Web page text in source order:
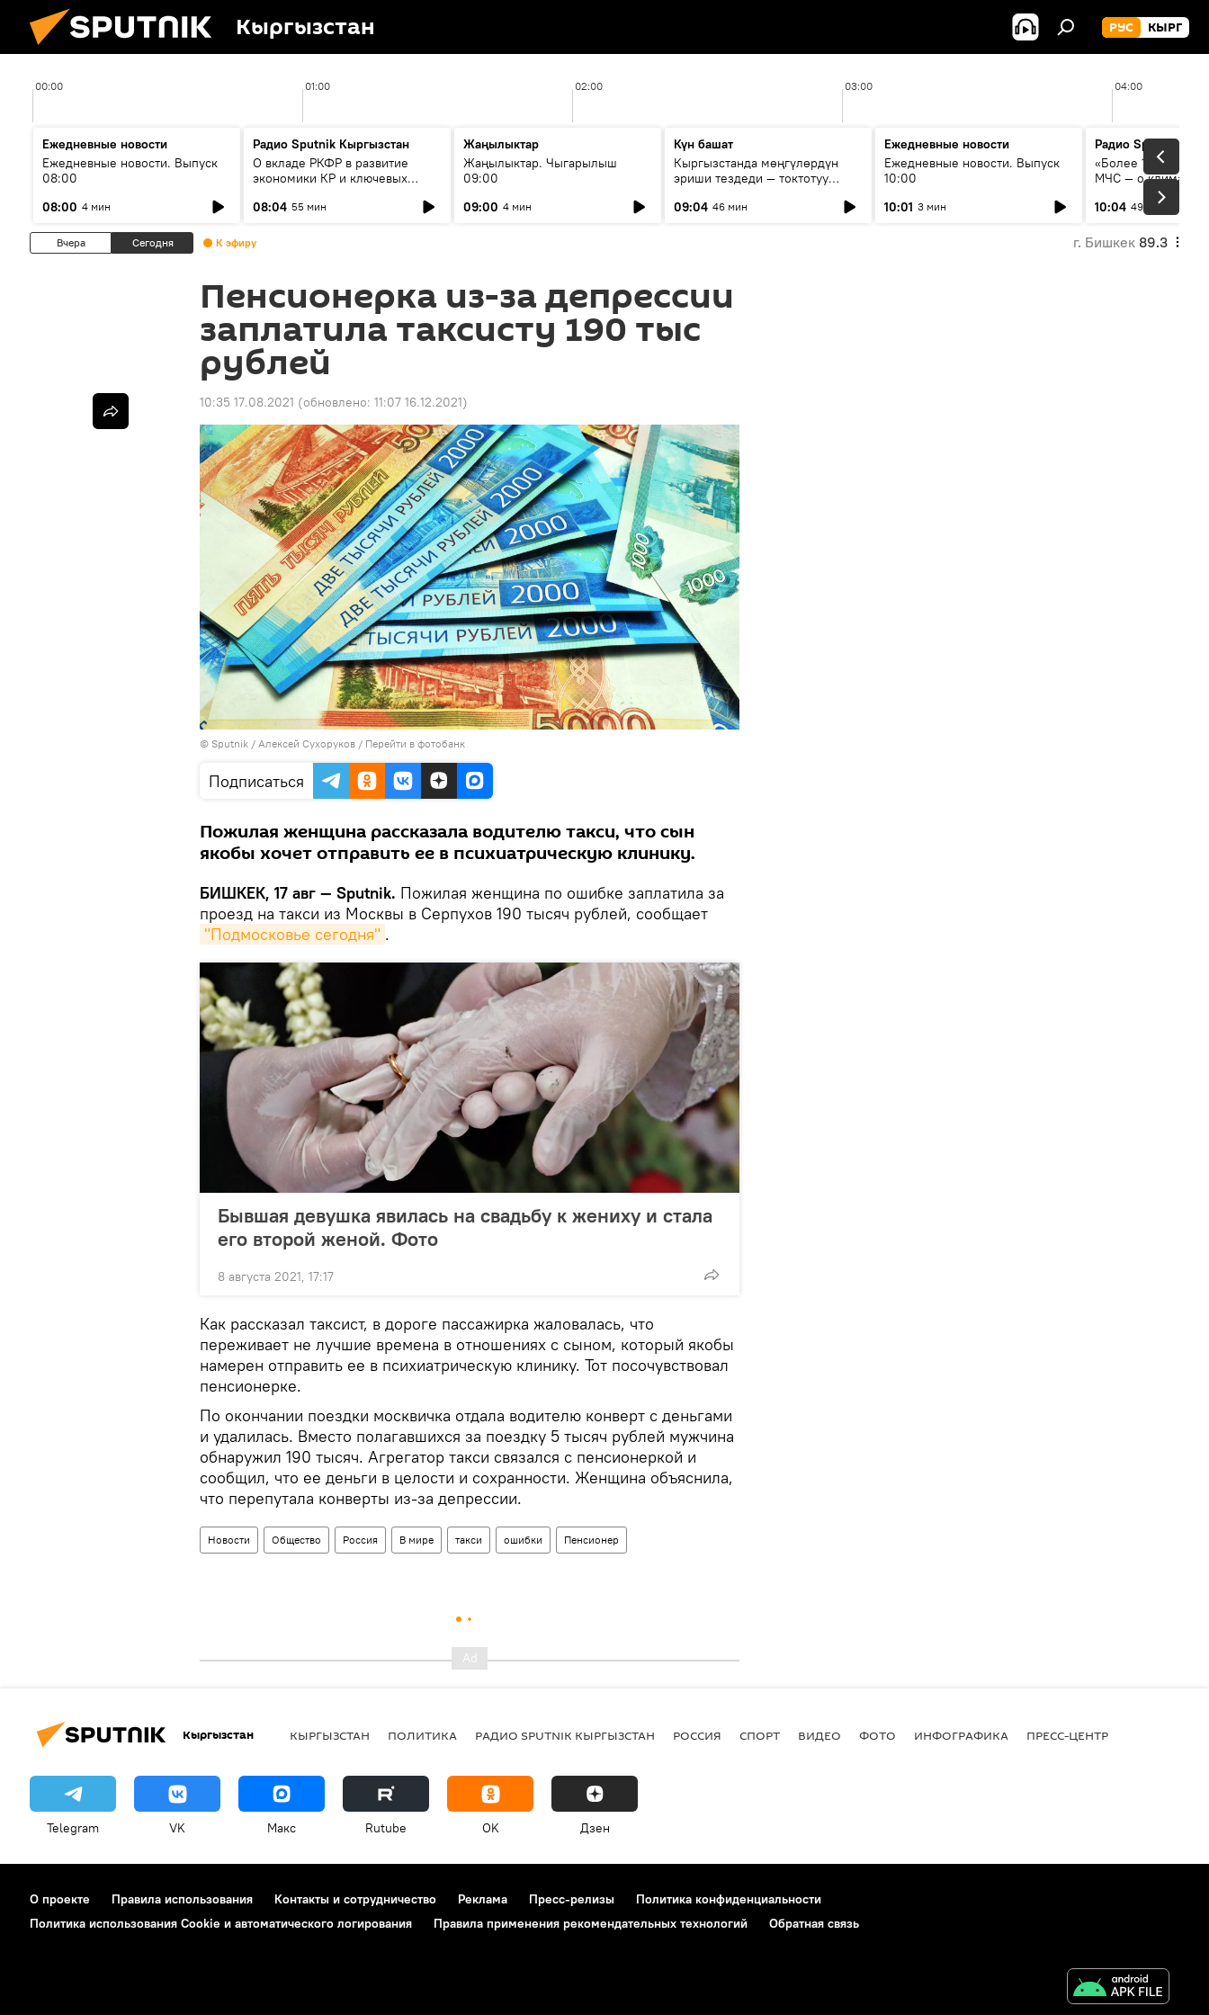
Кыргызстан РУС КЫРГ
00:00 01:00 02:00 03:00 04:00
Ежедневные новости
Ежедневные новости. Выпуск
08:00
08:00 4 мин
Радио Sputnik Кыргызстан
О вкладе РКФР в развитие
экономики КР и ключевых
08:04 55 мин
Жаңылыктар
Жаңылыктар. Чыгарылыш
09:00
09:00 4 мин
Күн башат
Кыргызстанда мөңгүлөрдүн
эриши тездеди — токтотуу
09:04 46 мин
Ежедневные новости
Ежедневные новости. Выпуск
10:00
10:01 3 мин
Радио Sputnik
«Более 1200 сёл в
МЧС — о климате,
системе
населения
10:04 49 мин
Вчера Сегодня К эфиру г. Бишкек 89.3
Пенсионерка из-за депрессии
заплатила таксисту 190 тыс
рублей
10:35 17.08.2021 (обновлено: 11:07 16.12.2021)
© Sputnik / Алексей Сухоруков / Перейти в фотобанк
Подписаться
Пожилая женщина рассказала водителю такси, что сын
якобы хочет отправить ее в психиатрическую клинику.
БИШКЕК, 17 авг — Sputnik. Пожилая женщина по ошибке заплатила за
проезд на такси из Москвы в Серпухов 190 тысяч рублей, сообщает
"Подмосковье сегодня" .
Бывшая девушка явилась на свадьбу к жениху и стала
его второй женой. Фото
8 августа 2021, 17:17
Как рассказал таксист, в дороге пассажирка жаловалась, что
переживает не лучшие времена в отношениях с сыном, который якобы
намерен отправить ее в психиатрическую клинику. Тот посочувствовал
пенсионерке.
По окончании поездки москвичка отдала водителю конверт с деньгами
и удалилась. Вместо полагавшихся за поездку 5 тысяч рублей мужчина
обнаружил 190 тысяч. Агрегатор такси связался с пенсионеркой и
сообщил, что ее деньги в целости и сохранности. Женщина объяснила,
что перепутала конверты из-за депрессии.
Новости Общество Россия В мире такси ошибки Пенсионер
Кыргызстан КЫРГЫЗСТАН ПОЛИТИКА РАДИО SPUTNIK КЫРГЫЗСТАН РОССИЯ СПОРТ ВИДЕО ФОТО ИНФОГРАФИКА ПРЕСС-ЦЕНТР
Telegram VK Макс Rutube OK Дзен
О проекте Правила использования Контакты и сотрудничество Реклама Пресс-релизы
Политика конфиденциальности
Политика использования Cookie и автоматического логирования
Правила применения рекомендательных технологий Обратная связь